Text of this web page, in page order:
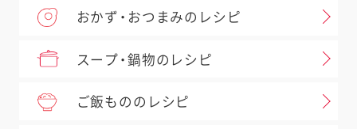
おかず・おつまみのレシピ
スープ・鍋物のレシピ
ご飯もののレシピ